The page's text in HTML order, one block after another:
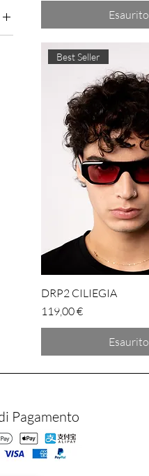
Esaurito
Best Seller
DRP2 CILIEGIA
Prezzo
119,00 €
Esaurito
Pagamento